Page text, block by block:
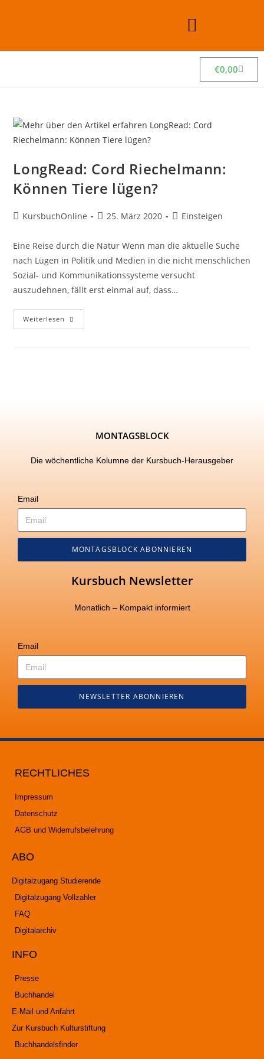
€0,00
LongRead: Cord Riechelmann:
Können Tiere lügen?
KursbuchOnline 25. März 2020 Einsteigen
Eine Reise durch die Natur Wenn man die aktuelle Suche
nach Lügen in Politik und Medien in die nicht menschlichen
Sozial- und Kommunikationssysteme versucht
auszudehnen, fällt erst einmal auf, dass…
Weiterlesen
MONTAGSBLOCK
Die wöchentliche Kolumne der Kursbuch-Herausgeber
Email
MONTAGSBLOCK ABONNIEREN
Kursbuch Newsletter
Monatlich – Kompakt informiert
Email
NEWSLETTER ABONNIEREN
RECHTLICHES
Impressum
Datenschutz
AGB und Widerrufsbelehrung
ABO
Digitalzugang Studierende
Digitalzugang Vollzahler
FAQ
Digitalarchiv
INFO
Presse
Buchhandel
E-Mail und Anfahrt
Zur Kursbuch Kulturstiftung
Buchhandelsfinder